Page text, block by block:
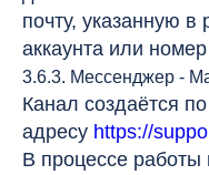
почту, указанную
аккаунта или
3.6.3. Мессенджер -
Канал создаётся по
адресу https://
В процессе